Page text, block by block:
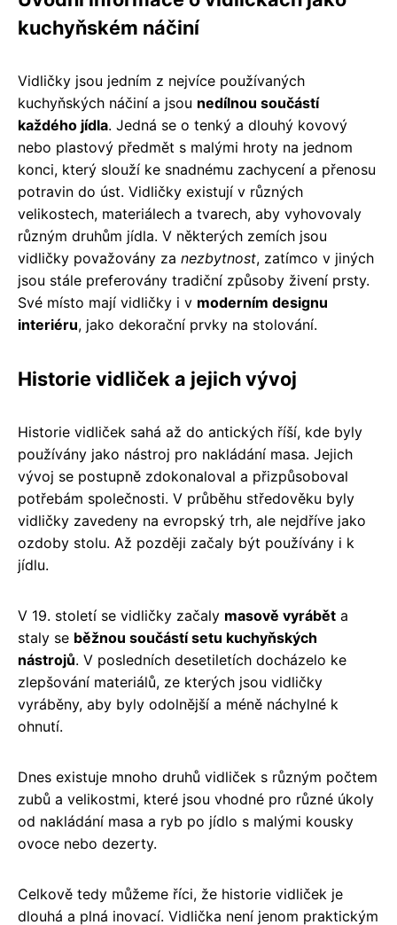
kuchyňském náčiní
Vidličky jsou jedním z nejvíce používaných
kuchyňských náčiní a jsou nedílnou součástí
každého jídla. Jedná se o tenký a dlouhý kovový
nebo plastový předmět s malými hroty na jednom
konci, který slouží ke snadnému zachycení a přenosu
potravin do úst. Vidličky existují v různých
velikostech, materiálech a tvarech, aby vyhovovaly
různým druhům jídla. V některých zemích jsou
vidličky považovány za nezbytnost, zatímco v jiných
jsou stále preferovány tradiční způsoby živení prsty.
Své místo mají vidličky i v moderním designu
interiéru, jako dekorační prvky na stolování.
Historie vidliček a jejich vývoj
Historie vidliček sahá až do antických říší, kde byly
používány jako nástroj pro nakládání masa. Jejich
vývoj se postupně zdokonaloval a přizpůsoboval
potřebám společnosti. V průběhu středověku byly
vidličky zavedeny na evropský trh, ale nejdříve jako
ozdoby stolu. Až později začaly být používány i k
jídlu.
V 19. století se vidličky začaly masově vyrábět a
staly se běžnou součástí setu kuchyňských
nástrojů. V posledních desetiletích docházelo ke
zlepšování materiálů, ze kterých jsou vidličky
vyráběny, aby byly odolnější a méně náchylné k
ohnutí.
Dnes existuje mnoho druhů vidliček s různým počtem
zubů a velikostmi, které jsou vhodné pro různé úkoly
od nakládání masa a ryb po jídlo s malými kousky
ovoce nebo dezerty.
Celkově tedy můžeme říci, že historie vidliček je
dlouhá a plná inovací. Vidlička není jenom praktickým